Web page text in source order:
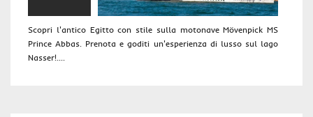
Scopri l'antico Egitto con stile sulla motonave Mövenpick MS
Prince Abbas. Prenota e goditi un'esperienza di lusso sul lago
Nasser!....